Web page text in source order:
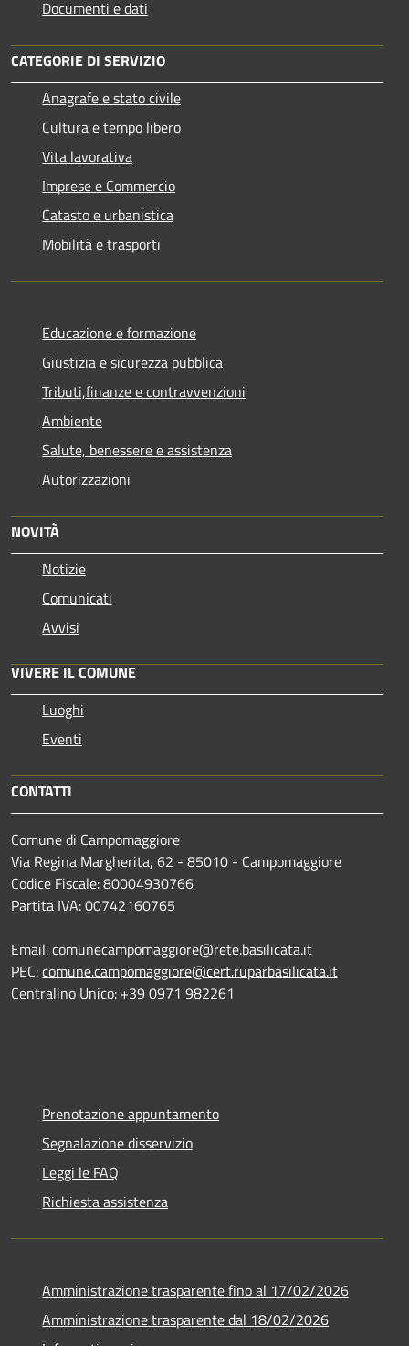
Documenti e dati
CATEGORIE DI SERVIZIO
Anagrafe e stato civile
Cultura e tempo libero
Vita lavorativa
Imprese e Commercio
Catasto e urbanistica
Mobilità e trasporti
Educazione e formazione
Giustizia e sicurezza pubblica
Tributi,finanze e contravvenzioni
Ambiente
Salute, benessere e assistenza
Autorizzazioni
NOVITÀ
Notizie
Comunicati
Avvisi
VIVERE IL COMUNE
Luoghi
Eventi
CONTATTI
Comune di Campomaggiore
Via Regina Margherita, 62 - 85010 - Campomaggiore
Codice Fiscale: 80004930766
Partita IVA: 00742160765
Email:comunecampomaggiore@rete.basilicata.it
PEC:comune.campomaggiore@cert.ruparbasilicata.it
Centralino Unico: +39 0971 982261
Prenotazione appuntamento
Segnalazione disservizio
Leggi le FAQ
Richiesta assistenza
Amministrazione trasparente fino al 17/02/2026
Amministrazione trasparente dal 18/02/2026